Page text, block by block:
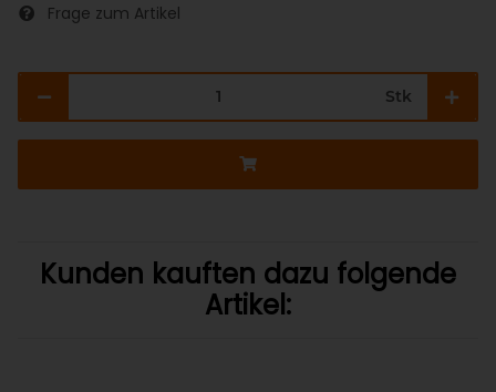
Frage zum Artikel
Stk
Kunden kauften dazu folgende
Artikel: